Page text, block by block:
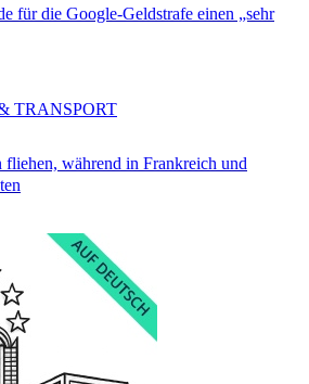
für die Google-Geldstrafe einen „sehr
fliehen, während in Frankreich und
TRANSPORT